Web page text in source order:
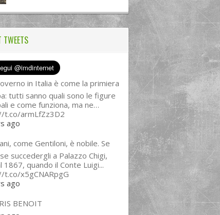
TWEETS
in Italia è come la primiera
tutti sanno quali sono le figure
e come funziona, ma ne…
t.co/armLfZz3D2
ago
come Gentiloni, è nobile. Se
succedergli a Palazzo Chigi,
1867, quando il Conte Luigi...
x5gCNARpgG
ago
BENOIT